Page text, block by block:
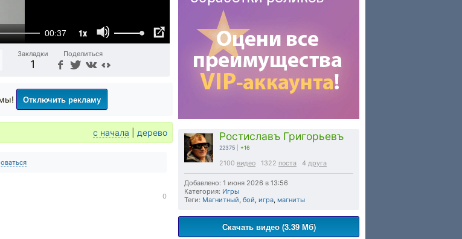
00:37 1x
Закладки
1
Поделиться
Ростиславъ Григорьевъ
22375 +16
2100 видео 1322 поста 4 друга
Добавлено: 1 июня 2026 в 13:56
Категория: Игры
Теги: Магнитный, бой, игра, магниты
Скачать видео (3.39 Мб)
Отключить рекламу
с начала дерево
0